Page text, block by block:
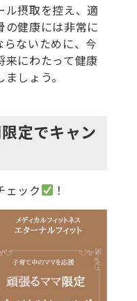
ル摂取を控え、適
の健康には非常に
ないために、今
来にわたって健康
しょう。
定でキャン
ェック ！